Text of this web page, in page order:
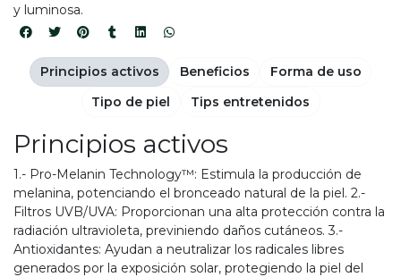
y luminosa.
Principios activos
1.- Pro-Melanin Technology™: Estimula la producción de
melanina, potenciando el bronceado natural de la piel. 2.-
Filtros UVB/UVA: Proporcionan una alta protección contra la
radiación ultravioleta, previniendo daños cutáneos. 3.-
Antioxidantes: Ayudan a neutralizar los radicales libres
generados por la exposición solar, protegiendo la piel del
Principios activos Beneficios
Forma de uso
Tipo de piel
Tips entretenidos